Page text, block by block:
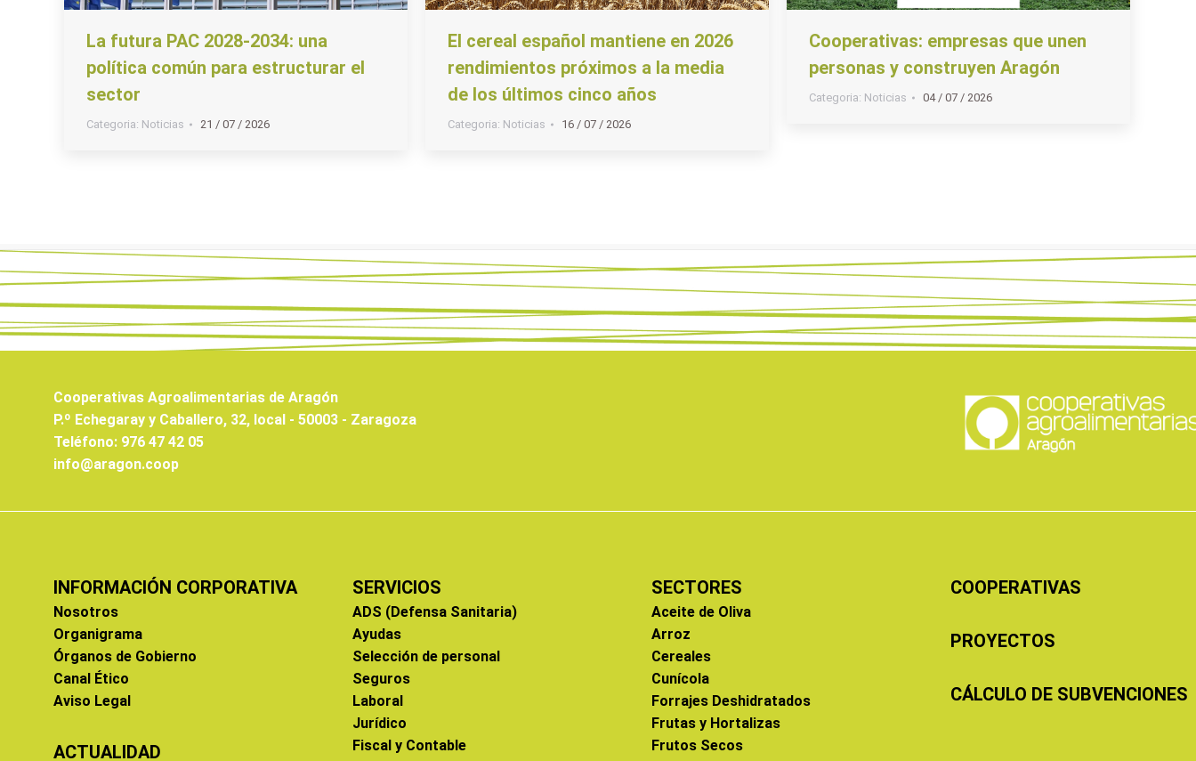
La futura PAC 2028-2034: una
política común para estructurar el
sector
Categoria: Noticias 21 / 07 / 2026
El cereal español mantiene en 2026
rendimientos próximos a la media
de los últimos cinco años
Categoria: Noticias 16 / 07 / 2026
Cooperativas: empresas que unen
personas y construyen Aragón
Categoria: Noticias 04 / 07 / 2026
Cooperativas Agroalimentarias de Aragón
P.º Echegaray y Caballero, 32, local - 50003 - Zaragoza
Teléfono: 976 47 42 05
info@aragon.coop
INFORMACIÓN CORPORATIVA
Nosotros
Organigrama
Órganos de Gobierno
Canal Ético
Aviso Legal
ACTUALIDAD
SERVICIOS
ADS (Defensa Sanitaria)
Ayudas
Selección de personal
Seguros
Laboral
Jurídico
Fiscal y Contable
SECTORES
Aceite de Oliva
Arroz
Cereales
Cunícola
Forrajes Deshidratados
Frutas y Hortalizas
Frutos Secos
COOPERATIVAS
PROYECTOS
CÁLCULO DE SUBVENCIONES